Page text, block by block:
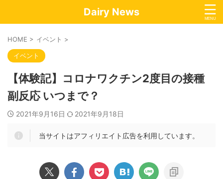
Dairy News
HOME > イベント >
イベント
【体験記】コロナワクチン2度目の接種
副反応 いつまで？
2021年9月16日 2021年9月18日
当サイトはアフィリエイト広告を利用しています。